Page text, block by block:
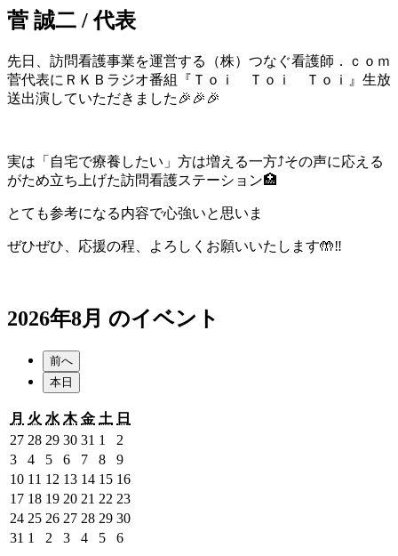
菅 誠二 /代表
先日、訪問看護事業を運営する（株）つなぐ看護師．ｃｏｍ
菅代表にＲＫＢラジオ番組『Ｔｏｉ Ｔｏｉ Ｔｏｉ』生放
送出演していただきました🎉🎉🎉
実は「自宅で療養したい」方は増える一方⤴️その声に応える
がため立ち上げた訪問看護ステーション🏥
とても参考になる内容で心強いと思いま
ぜひぜひ、応援の程、よろしくお願いいたします🤲‼️
2026年8月 のイベント
前へ
本日
月 月
曜
日
火 火
曜
日
水 水
曜
日
木木
曜
日
金金
曜
日
土 土
曜
日
日
272026
年
7
月
27
日
282026
年
7
月
28
日
292026
年
7
月
29
日
302026
年
7
月
30
日
31 2026
年
7
月
31
日
1
2026
年
8
月
1
日
2
年
8
月
2
日
32026
年
8
月
3
日
42026
年
8
月
4
日
52026
年
8
月
5
日
62026
年
8
月
6
日
72026
年
8
月
7
日
82026
年
8
月
8
日
92026
年
8
月
9
日
102026
年
8
月
10
11 2026
年
8
月
11
12 2026
年
8
月
12
132026
年
8
月
13
142026
年
8
月
14
152026
年
8
月
15
162026
8
172026
年
8
182026
年
8
192026
年
8
202026
年
21 2026
年
8
22 2026
年
8
232026
年
242026
年
252026
年
262026
年
272026
年
282026
年
292026
年
302026
31 2026
1
2026
2 2026
32026
42026
52026
62026